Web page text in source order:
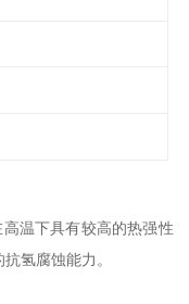
温下具有较高的热强性
氢腐蚀能力。